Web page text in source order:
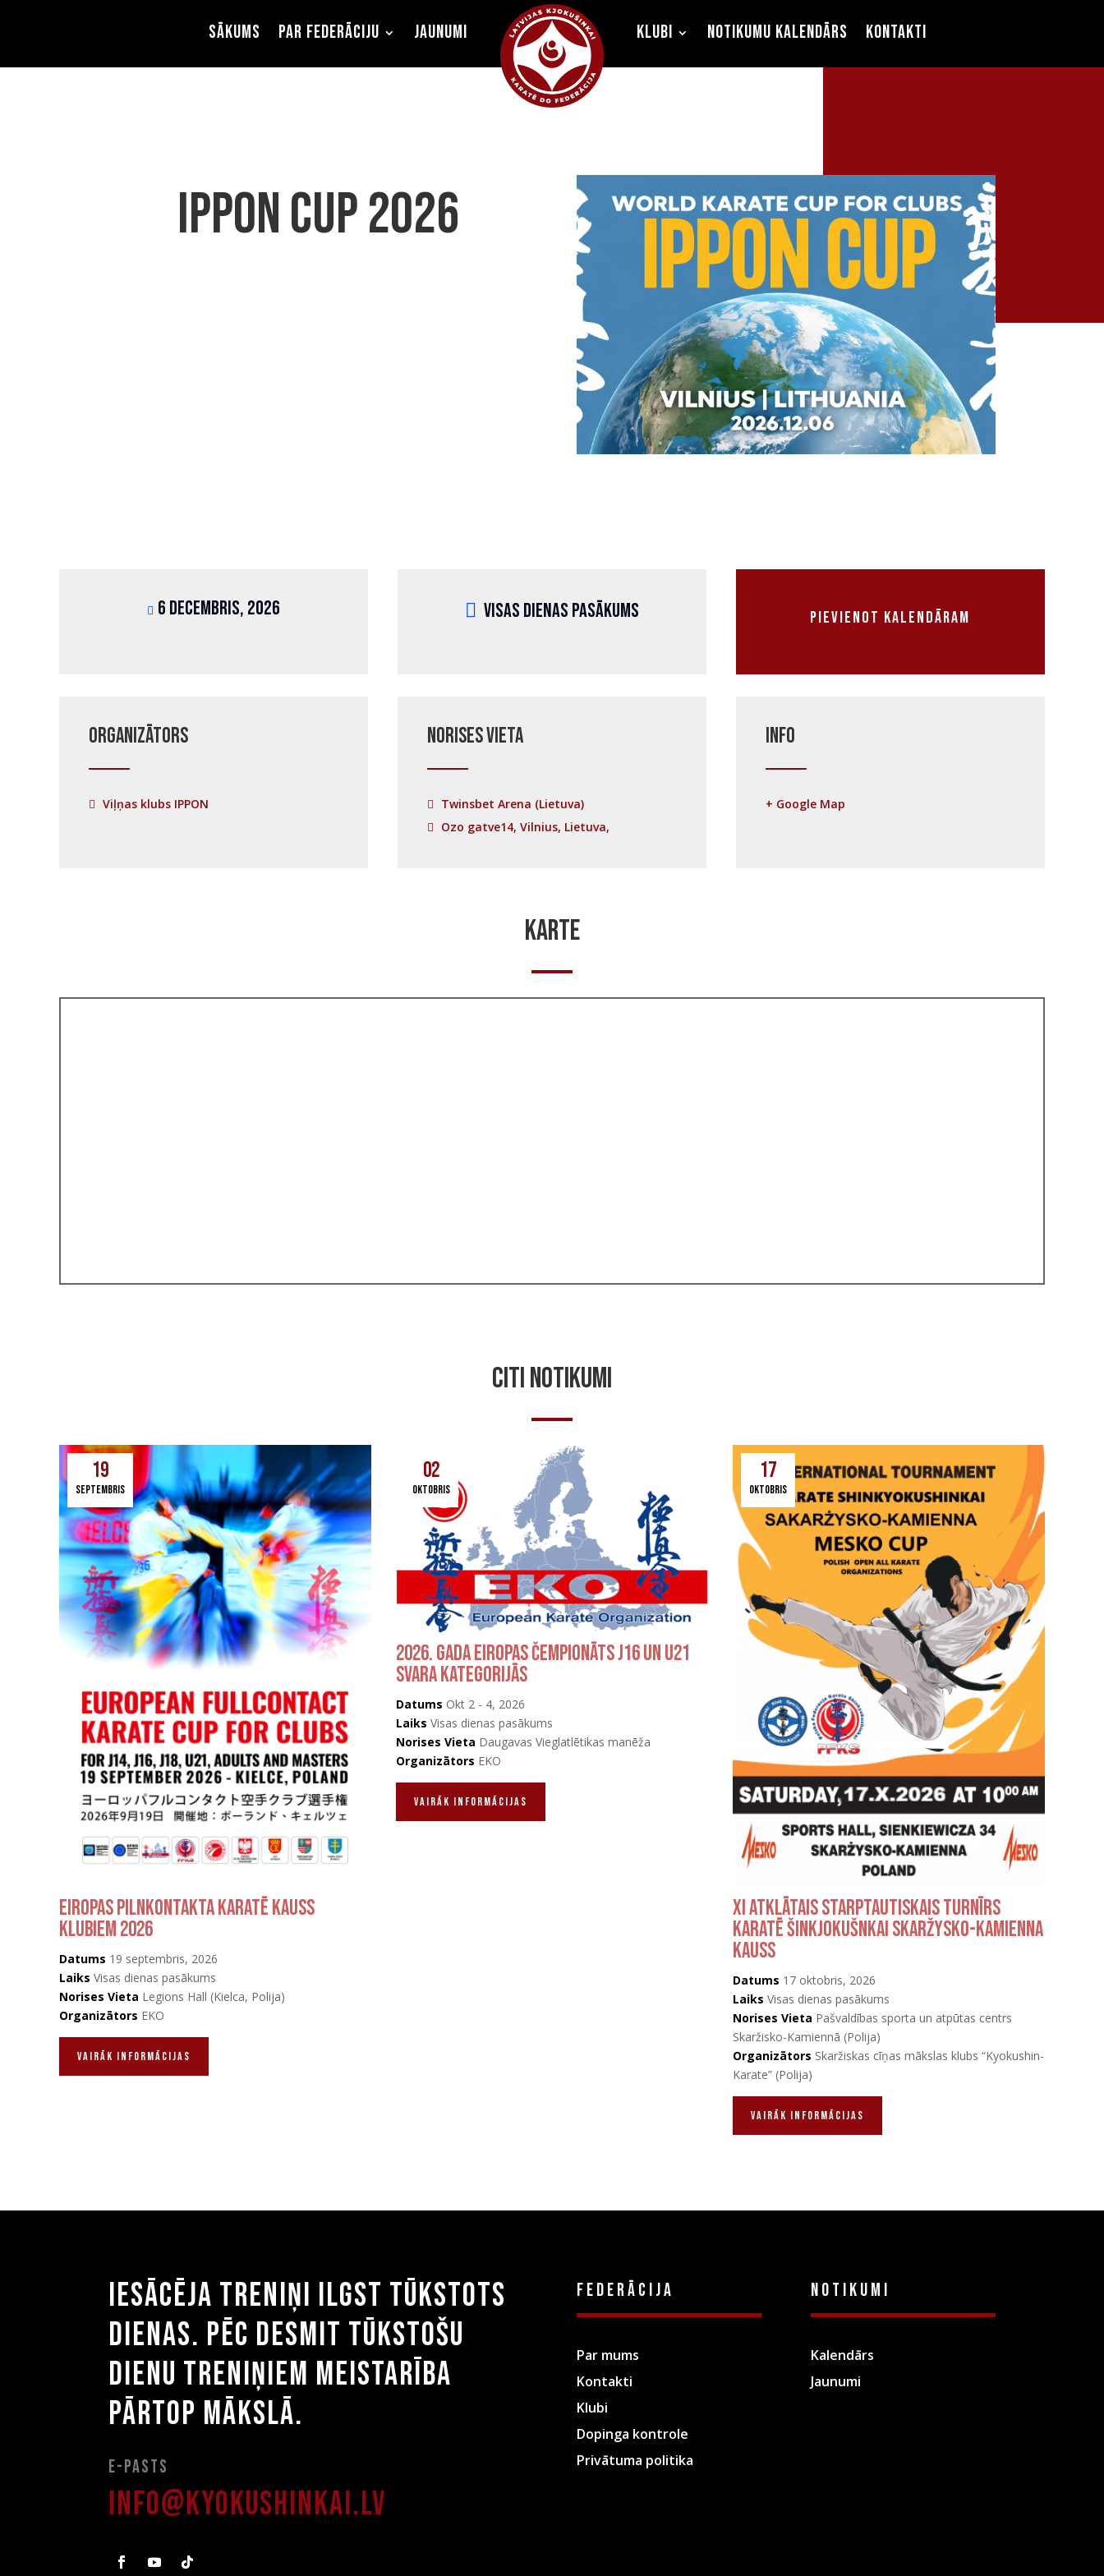
Sākums Par federāciju Jaunumi Klubi Notikumu kalendārs Kontakti
IPPON CUP 2026
6 decembris, 2026 Visas dienas pasākums Pievienot kalendāram
Organizātors
Viļņas klubs IPPON
Norises vieta
Twinsbet Arena (Lietuva)
Ozo gatve14, Vilnius, Lietuva,
Info
+ Google Map
KARTE
CITI NOTIKUMI
19
septembris
Eiropas pilnkontakta karatē kauss
klubiem 2026
Datums 19 septembris, 2026
Laiks Visas dienas pasākums
Norises Vieta Legions Hall (Kielca, Polija)
Organizātors EKO
vAIRĀK INFORMĀCIJAS
02
oktobris
2026. gada Eiropas čempionāts J16 un U21
svara kategorijās
Datums Okt 2 - 4, 2026
Laiks Visas dienas pasākums
Norises Vieta Daugavas Vieglatlētikas manēža
Organizātors EKO
vAIRĀK INFORMĀCIJAS
17
oktobris
XI Atklātais starptautiskais turnīrs
karatē Šinkjokušnkai Skaržysko-Kamienna
kauss
Datums 17 oktobris, 2026
Laiks Visas dienas pasākums
Norises Vieta Pašvaldības sporta un atpūtas centrs
Skaržisko-Kamiennā (Polija)
Organizātors Skaržiskas cīņas mākslas klubs “Kyokushin-
Karate” (Polija)
vAIRĀK INFORMĀCIJAS
Iesācēja treniņi ilgst tūkstots
dienas. Pēc desmit tūkstošu
dienu treniņiem meistarība
pārtop mākslā.
E-pasts
info@kyokushinkai.lv
Federācija
Par mums
Kontakti
Klubi
Dopinga kontrole
Privātuma politika
Notikumi
Kalendārs
Jaunumi